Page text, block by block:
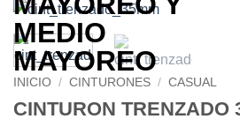
INICIO / CINTURONES / CASUAL
CINTURON TRENZADO